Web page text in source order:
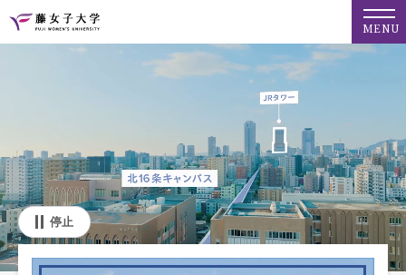
MENU
停止